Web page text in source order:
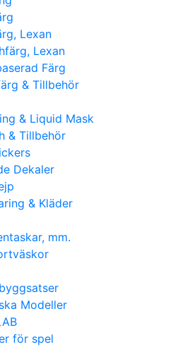
Lexan
Lexan
Färg
& Tillbehör
& Liquid Mask
& Tillbehör
Dekaler
& Kläder
mm.
Modeller
för spel